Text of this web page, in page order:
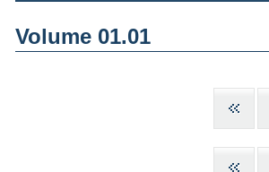
Volume 01.01